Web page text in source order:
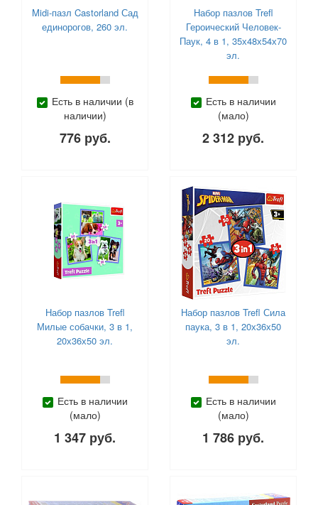
Midi-пазл Castorland Сад
единорогов, 260 эл.
Есть в наличии (в
наличии)
776 руб.
Набор пазлов Trefl
Героический Человек-
Паук, 4 в 1, 35х48х54х70
эл.
Есть в наличии
(мало)
2 312 руб.
Набор пазлов Trefl
Милые собачки, 3 в 1,
20х36х50 эл.
Есть в наличии
(мало)
1 347 руб.
Набор пазлов Trefl Сила
паука, 3 в 1, 20х36х50
эл.
Есть в наличии
(мало)
1 786 руб.